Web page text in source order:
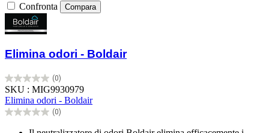
Confronta Compara
Elimina odori - Boldair
(0)
0.0
su
5
stelle.
SKU : MIG9930979
Elimina odori - Boldair
(0)
0.0